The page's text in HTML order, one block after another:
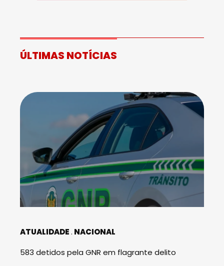
ÚLTIMAS NOTÍCIAS
ATUALIDADE NACIONAL
583 detidos pela GNR em flagrante delito